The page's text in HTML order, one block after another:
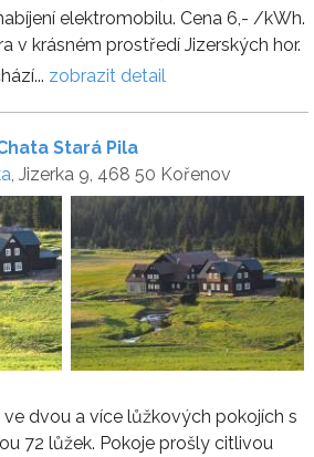
elektromobilu. Cena 6,- /kWh.
v krásném prostředí Jizerských hor.
zobrazit detail
Stará Pila
, Jizerka 9, 468 50 Kořenov
dvou a více lůžkových pokojích s
72 lůžek. Pokoje prošly citlivou